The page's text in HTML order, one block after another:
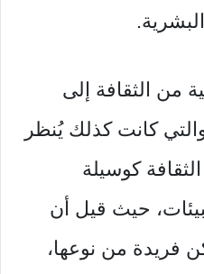
من الثقافة إلى
كانت كذلك يُنظر
كوسيلة
حيث قيل أن
فريدة من نوعها،